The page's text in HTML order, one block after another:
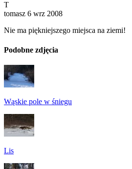
T
tomasz 6 wrz 2008
Nie ma piękniejszego miejsca na ziemi!
Podobne zdjęcia
Wąskie pole w śniegu
Lis